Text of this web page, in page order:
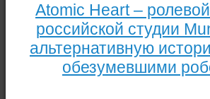
Atomic Heart –
российской студии
альтернативную
обезумевшими